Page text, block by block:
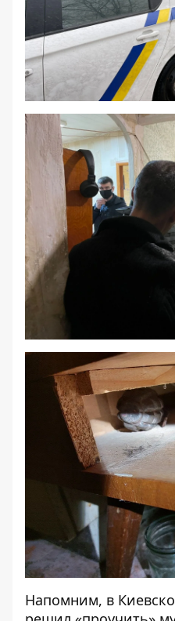
Напомним, в